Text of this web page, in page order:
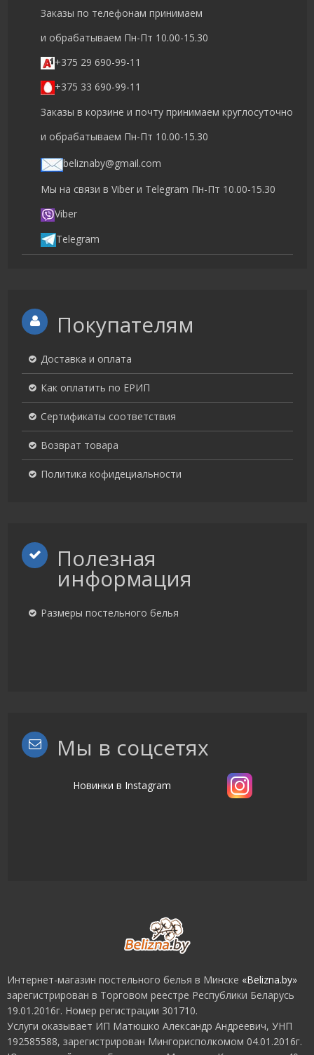
Заказы по телефонам принимаем
и обрабатываем Пн-Пт 10.00-15.30
+375 29 690-99-11
+375 33 690-99-11
Заказы в корзине и почту принимаем круглосуточно
и обрабатываем Пн-Пт 10.00-15.30
beliznaby@gmail.com
Мы на связи в Viber и Telegram Пн-Пт 10.00-15.30
Viber
Telegram
Покупателям
Доставка и оплата
Как оплатить по ЕРИП
Сертификаты соответствия
Возврат товара
Политика кофидециальности
Полезная
информация
Размеры постельного белья
Мы в соцсетях
Новинки в Instagram
Интернет-магазин постельного белья в Минске «Belizna.by»
зарегистрирован в Торговом реестре Республики Беларусь
19.01.2016г. Номер регистрации 301710.
Услуги оказывает ИП Мaтюшкo Александр Андреевич, УНП
192585588, зарегистрирован Мингорисполкомом 04.01.2016г.